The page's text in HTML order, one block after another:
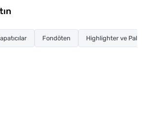
Fondöten Highlighter ve